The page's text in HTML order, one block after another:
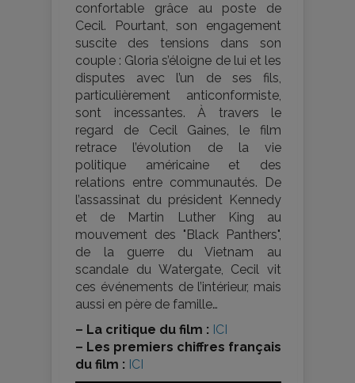
confortable grâce au poste de
Cecil. Pourtant, son engagement
suscite des tensions dans son
couple : Gloria s’éloigne de lui et les
disputes avec l’un de ses fils,
particulièrement anticonformiste,
sont incessantes. À travers le
regard de Cecil Gaines, le film
retrace l’évolution de la vie
politique américaine et des
relations entre communautés. De
l’assassinat du président Kennedy
et de Martin Luther King au
mouvement des "Black Panthers",
de la guerre du Vietnam au
scandale du Watergate, Cecil vit
ces événements de l’intérieur, mais
aussi en père de famille…
– La critique du film : ICI
– Les premiers chiffres français
du film : ICI